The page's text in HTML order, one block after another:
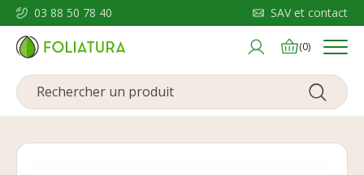
03 88 50 78 40 SAV et contact
(0) Menu